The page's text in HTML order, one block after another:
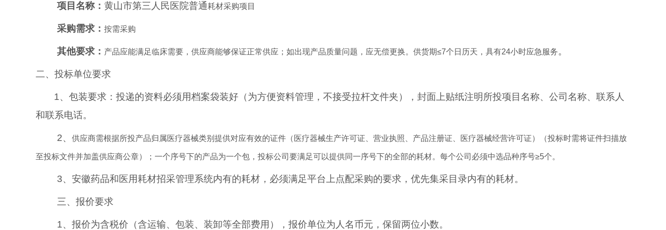
项目名称： 黄山市第三人民医院普通耗材采购项目
采购需求： 按需采购
其他要求： 产品应能满足临床需要，供应商能够保证正常供应；如出现产品质量问题，应无偿更换。供货期≤7个日历天，具有24小时应急服务。
二、 投标单位要求
1、包装要求：投递的资料必须用档案袋装好（为方便资料管理，不接受拉杆文件夹），封面上贴纸注明所投项目名称、公司名称、联系人
和联系电话。
2、 供应商需根据所投产品归属医疗器械类别提供对应有效的证件（医疗器械生产许可证、营业执照、产品注册证、医疗器械经营许可证）（投标时需将证件扫描放
至投标文件并加盖供应商公章）；一个序号下的产品为一个包，投标公司要满足可以提供同一序号下的全部的耗材。每个公司必须中选品种序号≥5个。
3、 安徽药品和医用耗材招采管理系统内有的耗材，必须满足平台上点配采购的要求，优先集采目录内有的耗材。
三、报价要求
1、 报价为含税价（含运输、包装、装卸等全部费用），报价单位为人名币元，保留两位小数。